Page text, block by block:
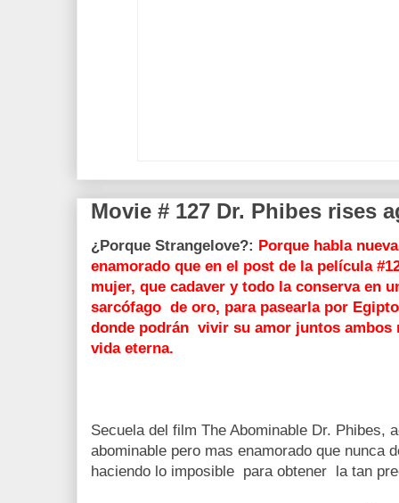
Movie # 127 Dr. Phibes rises
¿Porque Strangelove?: Porque habla
enamorado que en el post de la película
mujer, que cadaver y todo la conserva en
sarcófago de oro, para pasearla por
donde podrán vivir su amor juntos ambos
vida eterna.
Secuela del film The Abominable Dr. Phibes,
abominable pero mas enamorado que nunca
haciendo lo imposible para obtener la tan